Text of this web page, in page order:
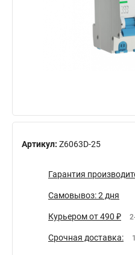
Артикул: Z6063D-25
Гарантия
Самовывоз: 2 дня
Курьером от 490 ₽
Срочная доставка: